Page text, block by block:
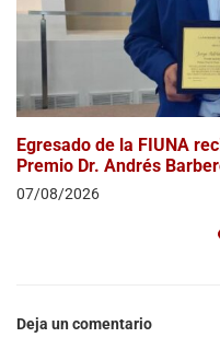
Egresado de la FIUNA
Premio Dr. Andrés
07/08/2026
Deja un comentario